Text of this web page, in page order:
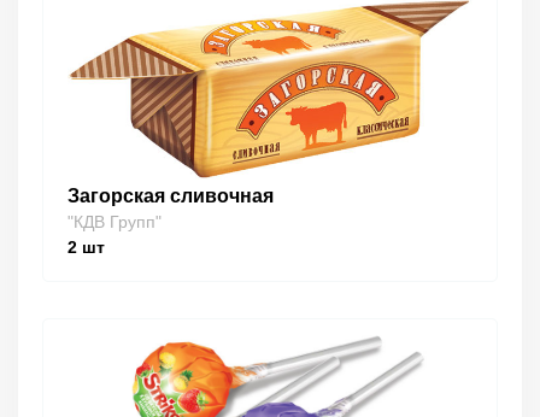
Загорская сливочная
"КДВ Групп"
2 шт